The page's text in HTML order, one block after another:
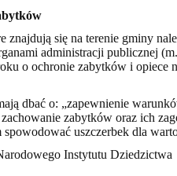
znajdują się na terenie gminy
administracji publicznej
o ochronie zabytków i opiece
dbać o: „zapewnienie
zabytków oraz ich
spowodować uszczerbek dla
Instytutu Dziedzictwa